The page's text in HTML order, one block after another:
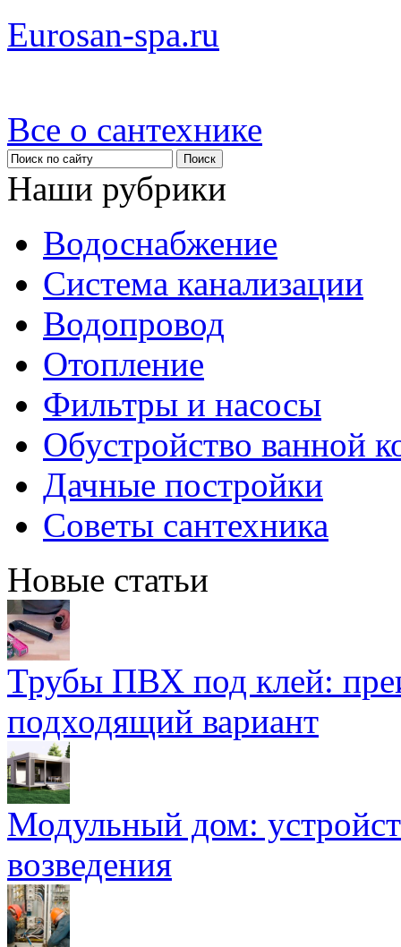
Eurosan-spa.ru
Все о сантехнике
Наши рубрики
Водоснабжение
Система канализации
Водопровод
Отопление
Фильтры и насосы
Обустройство ванной
Дачные постройки
Советы сантехника
Новые статьи
Трубы ПВХ под клей:
подходящий вариант
Модульный дом:
возведения